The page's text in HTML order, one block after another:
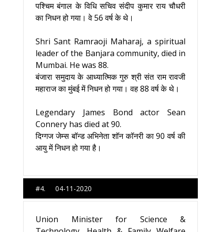
पश्चिम बंगाल के विधि सचिव संदीप कुमार राय चौधरी
का निधन हो गया। वे 56 वर्ष के थे।
Shri Sant Ramraoji Maharaj, a spiritual
leader of the Banjara community, died in
Mumbai. He was 88.
बंजारा समुदाय के आध्यात्मिक गुरु श्री संत राम रावजी
महाराज का मुंबई में निधन हो गया। वह 88 वर्ष के थे।
Legendary James Bond actor Sean
Connery has died at 90.
दिग्गज जेम्स बॉन्ड अभिनेता शॉन कॉनरी का 90 वर्ष की
आयु में निधन हो गया है।
#4. 04-11-2020
Union Minister for Science &